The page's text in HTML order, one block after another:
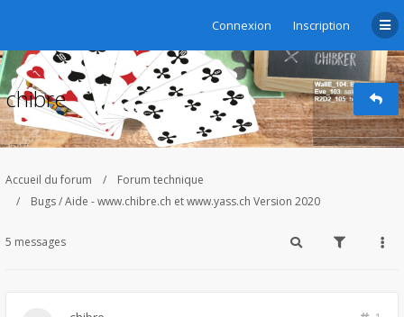
Connexion Inscription
chibre
Accueil du forum
Forum technique
Bugs / Aide - www.chibre.ch et www.yass.ch Version 2020
5 messages